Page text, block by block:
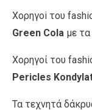
Χορηγoi του
Green Cola με
Χορηγοί του
Pericles
Τα τεχνητά